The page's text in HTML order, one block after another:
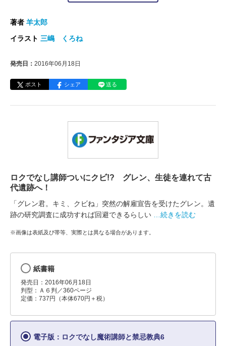
著者 羊太郎
イラスト 三嶋 くろね
発売日： 2016年06月18日
ポスト シェア 送る
ロクでなし講師ついにクビ!? グレン、生徒を連れて古
代遺跡へ！
「グレン君。キミ、クビね」突然の解雇宣告を受けたグレン。遺
跡の研究調査に成功すれば回避できるらしい
…続きを読む
※画像は表紙及び帯等、実際とは異なる場合があります。
紙書籍
発売日：2016年06月18日
判型：Ａ６判／360ページ
定価：737円（本体670円＋税）
電子版：ロクでなし魔術講師と禁忌教典6